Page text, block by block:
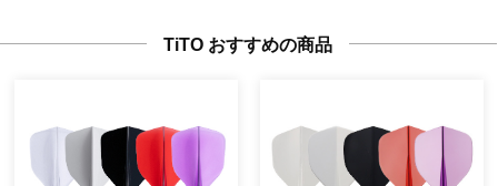
TiTO おすすめの商品